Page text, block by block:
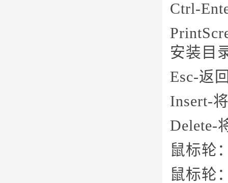
Ctrl-
安装目
Esc-返
Insert-
Delete-
鼠标轮
鼠标轮